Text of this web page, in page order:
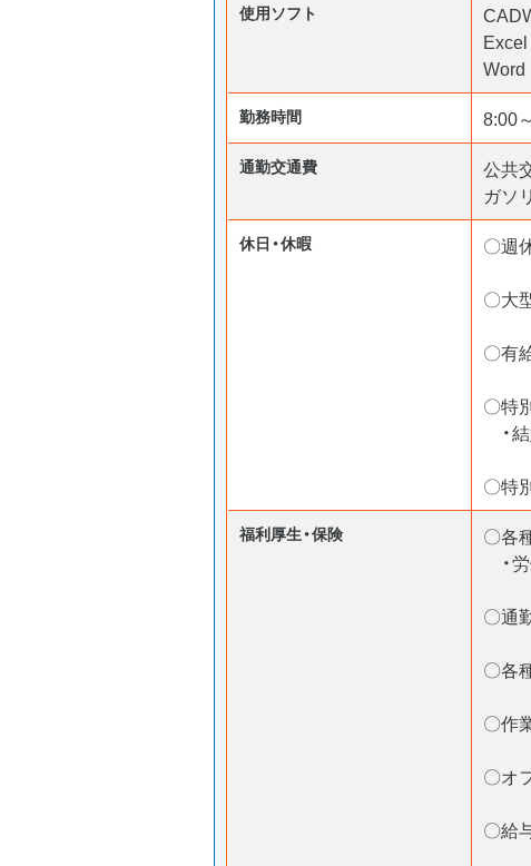
使用ソフト
Excel
Word
勤務時間 8:00
通勤交通費
公共
ガソ
休日・休暇
〇週
〇大
〇有
〇特
・
〇特
福利厚生・保険
〇各
・
〇通
〇各
〇作
〇オ
〇給